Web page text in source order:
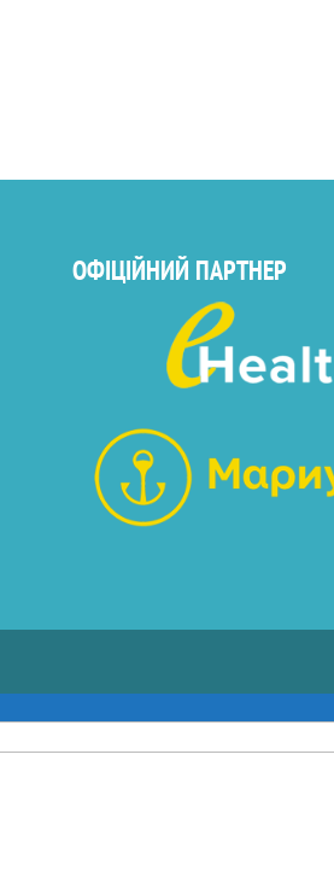
ОФІЦІЙНИЙ ПАРТНЕР